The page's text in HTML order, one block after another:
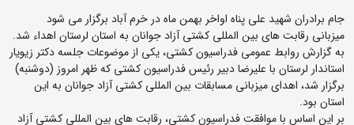
جام برادران شهید علی پناه اواخر بهمن ماه در خرم آباد برگزار می شود
میزبانی رقابت های بین المللی کشتی آزاد جوانان به استان لرستان اهداء شد.
به گزارش روابط عمومی فدراسیون کشتی، یکی از موضوعات جلسه دکتر زیویار
استاندار لرستان با علیرضا دبیر رئیس فدراسیون کشتی که ظهر امروز (دوشنبه)
برگزار شد، اهدای میزبانی مسابقات بین المللی کشتی آزاد جوانان به این
استان بود.
بر این اساس با موافقت فدراسیون کشتی، رقابت های بین المللی کشتی آزاد